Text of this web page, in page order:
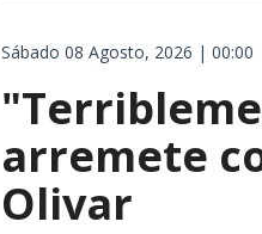
Sábado 08 Agosto, 2026 | 00:00
arremete
Olivar